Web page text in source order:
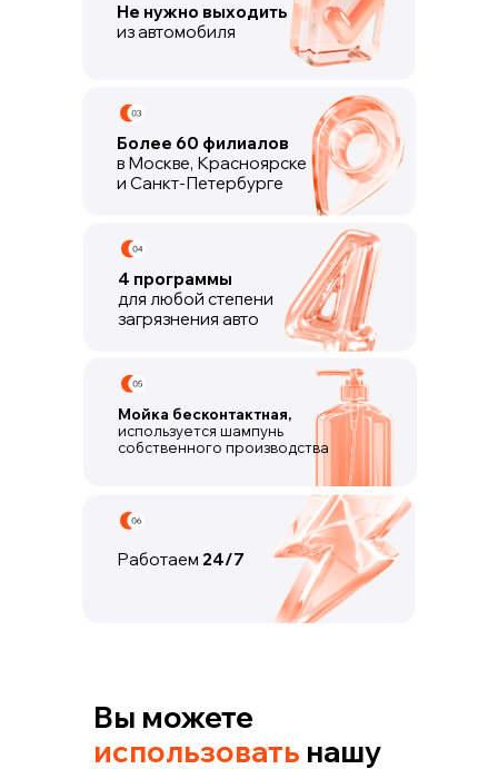
Не нужно выходить
из автомобиля
Более 60 филиалов
в Москве, Красноярске
и Санкт-Петербурге
4 программы
для любой степени
загрязнения авто
Мойка бесконтактная,
используется шампунь
собственного производства
Работаем 24/7
Вы можете
использовать нашу